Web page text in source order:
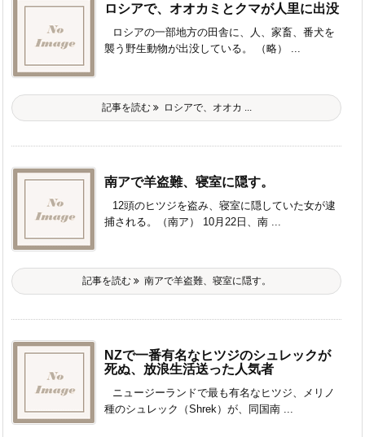
ロシアで、オオカミとクマが人里に出没
ロシアの一部地方の田舎に、人、家畜、番犬を
襲う野生動物が出没している。 （略） ...
記事を読む ロシアで、オオカ ...
南アで羊盗難、寝室に隠す。
12頭のヒツジを盗み、寝室に隠していた女が逮
捕される。（南ア） 10月22日、南 ...
記事を読む 南アで羊盗難、寝室に隠す。
NZで一番有名なヒツジのシュレックが
死ぬ、放浪生活送った人気者
ニュージーランドで最も有名なヒツジ、メリノ
種のシュレック（Shrek）が、同国南 ...